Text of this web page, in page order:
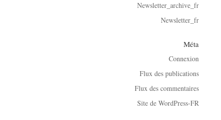
Newsletter_archive_fr
Newsletter_fr
Méta
Connexion
Flux des publications
Flux des commentaires
Site de WordPress-FR